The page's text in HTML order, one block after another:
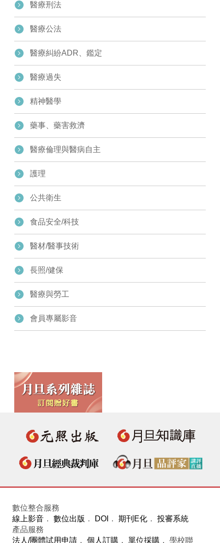
醫療刑法
醫療公法
醫療糾紛ADR、鑑定
醫療過失
精神醫學
藥事、藥害救濟
醫療倫理與醫病自主
護理
公共衛生
食品安全/科技
醫材/醫事技術
長照/健保
醫療與勞工
會員專屬影音
數位整合服務
線上影音 ． 數位出版 ． DOI ． 期刊E化 ． 投審系統
產品服務
法人/團體試用申請 ． 個人訂購 ． 單位採購 ． 學校聯